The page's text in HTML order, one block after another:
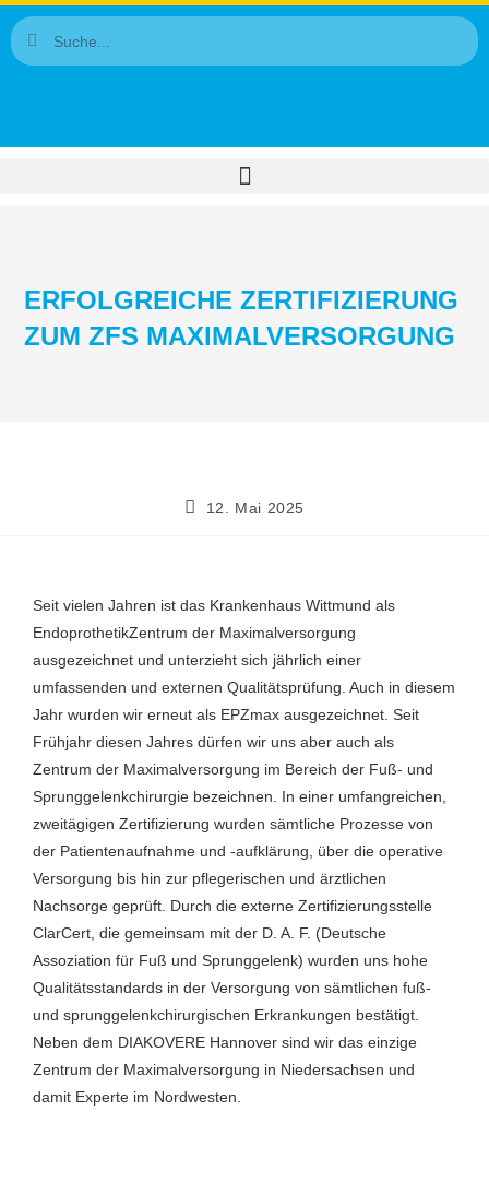
ERFOLGREICHE ZERTIFIZIERUNG
ZUM ZFS MAXIMALVERSORGUNG
12. Mai 2025
Seit vielen Jahren ist das Krankenhaus Wittmund als
EndoprothetikZentrum der Maximalversorgung
ausgezeichnet und unterzieht sich jährlich einer
umfassenden und externen Qualitätsprüfung. Auch in diesem
Jahr wurden wir erneut als EPZmax ausgezeichnet. Seit
Frühjahr diesen Jahres dürfen wir uns aber auch als
Zentrum der Maximalversorgung im Bereich der Fuß- und
Sprunggelenkchirurgie bezeichnen. In einer umfangreichen,
zweitägigen Zertifizierung wurden sämtliche Prozesse von
der Patientenaufnahme und -aufklärung, über die operative
Versorgung bis hin zur pflegerischen und ärztlichen
Nachsorge geprüft. Durch die externe Zertifizierungsstelle
ClarCert, die gemeinsam mit der D. A. F. (Deutsche
Assoziation für Fuß und Sprunggelenk) wurden uns hohe
Qualitätsstandards in der Versorgung von sämtlichen fuß-
und sprunggelenkchirurgischen Erkrankungen bestätigt.
Neben dem DIAKOVERE Hannover sind wir das einzige
Zentrum der Maximalversorgung in Niedersachsen und
damit Experte im Nordwesten.